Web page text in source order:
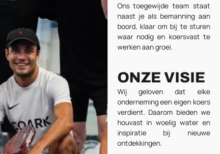
Ons toegewijde team staat
naast je als bemanning aan
boord, klaar om bij te sturen
waar nodig en koersvast te
werken aan groei.
ONZE VISIE
Wij geloven dat elke
onderneming een eigen koers
verdient. Daarom bieden we
houvast in woelig water en
inspiratie bij nieuwe
ontdekkingen.